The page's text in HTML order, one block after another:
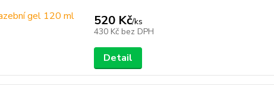
520 Kč/ks
430 Kč bez DPH
Detail